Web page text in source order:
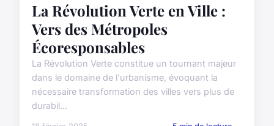
La Révolution Verte en Ville :
Vers des Métropoles
Écoresponsables
La Révolution Verte constitue un tournant majeur
dans le domaine de l'urbanisme, évoquant la
nécessaire transformation des villes vers plus de
durabil...